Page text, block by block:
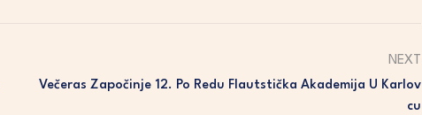
NEXT
Večeras Započinje 12. Po Redu Flautstička Akademija U Karlov
Cu